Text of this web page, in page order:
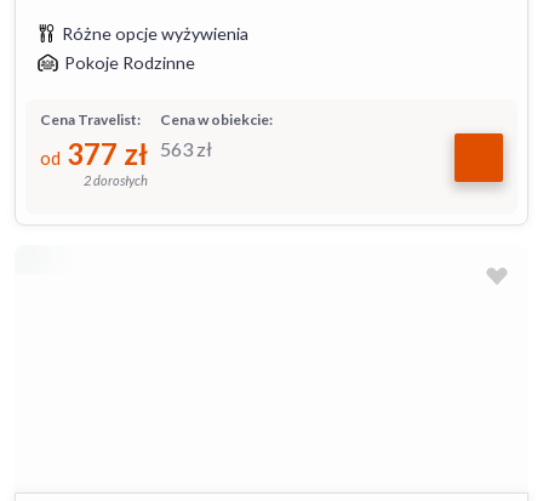
Różne opcje wyżywienia
Pokoje Rodzinne
Cena w obiekcie:
563 zł
Cena Travelist:
od 377 zł
2 dorosłych